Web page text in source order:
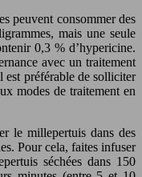
peuvent consommer des
mais une seule
0,3 % d’hypericine.
avec un traitement
est préférable de solliciter
modes de traitement en
le millepertuis dans des
Pour cela, faites infuser
séchées dans 150